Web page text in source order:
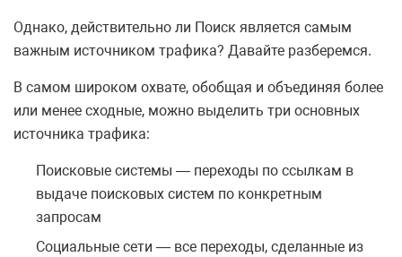
Однако, действительно ли Поиск является самым
важным источником трафика? Давайте разберемся.
В самом широком охвате, обобщая и объединяя более
или менее сходные, можно выделить три основных
источника трафика:
Поисковые системы — переходы по ссылкам в
выдаче поисковых систем по конкретным
запросам
Социальные сети — все переходы, сделанные из